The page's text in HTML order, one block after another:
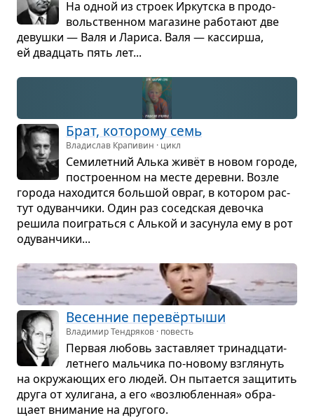
На одной из строек Иркут­ска в про­до­
воль­ствен­ном мага­зине рабо­тают две
девушки — Валя и Лариса. Валя — кас­сирша,
ей два­дцать пять лет...
Брат, кото­рому семь
Владислав Крапивин · цикл
Семи­лет­ний Алька живёт в новом городе,
постро­ен­ном на месте деревни. Возле
города нахо­дится боль­шой овраг, в кото­ром рас­
тут оду­ван­чики. Один раз сосед­ская девочка
решила поиграться с Аль­кой и засу­нула ему в рот
оду­ван­чики...
Весен­ние перевёр­тыши
Владимир Тендряков · повесть
Пер­вая любовь застав­ляет три­надца­ти­
лет­него маль­чика по-новому взгля­нуть
на окру­жа­ю­щих его людей. Он пыта­ется защи­тить
друга от хули­гана, а его «воз­люб­лен­ная» обра­
щает вни­ма­ние на дру­гого.